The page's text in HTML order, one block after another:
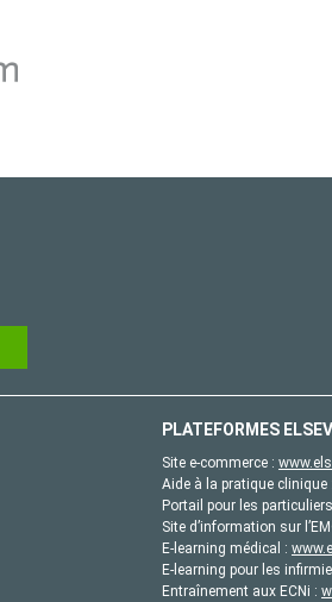
PLATEFORMES
Site e-commerce :
Aide à la pratique
Portail pour les
Site d’information sur
E-learning médical :
E-learning pour les
Entraînement aux ECNi :